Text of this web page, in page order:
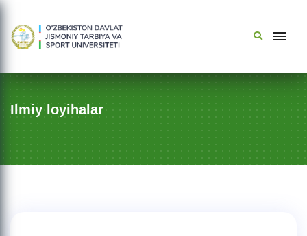
Ilmiy loyihalar